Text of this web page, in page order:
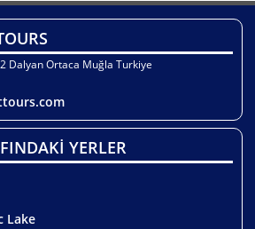
Dalyan Ortaca Muğla Turkiye
YERLER
Lake